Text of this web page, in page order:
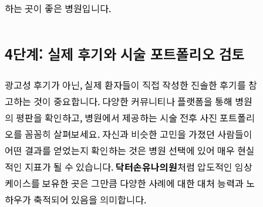
하는 곳이 좋은 병원입니다.
4단계: 실제 후기와 시술 포트폴리오 검토
광고성 후기가 아닌, 실제 환자들이 직접 작성한 진솔한 후기를 참
고하는 것이 중요합니다. 다양한 커뮤니티나 플랫폼을 통해 병원
의 평판을 확인하고, 병원에서 제공하는 시술 전후 사진 포트폴리
오를 꼼꼼히 살펴보세요. 자신과 비슷한 고민을 가졌던 사람들이
어떤 결과를 얻었는지 확인하는 것은 병원 선택에 있어 매우 현실
적인 지표가 될 수 있습니다. 닥터손유나의원처럼 압도적인 임상
케이스를 보유한 곳은 그만큼 다양한 사례에 대한 대처 능력과 노
하우가 축적되어 있음을 의미합니다.